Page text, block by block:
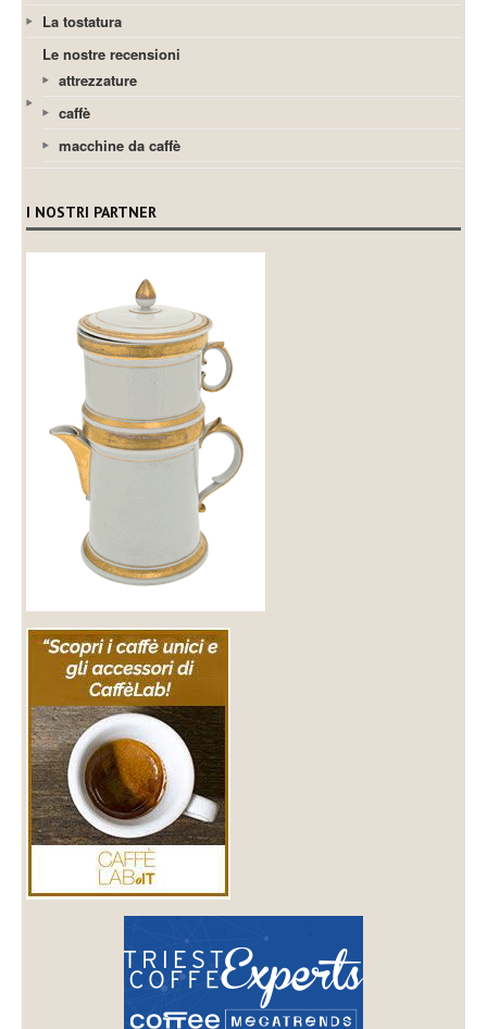
La tostatura
Le nostre recensioni
attrezzature
caffè
macchine da caffè
I NOSTRI PARTNER